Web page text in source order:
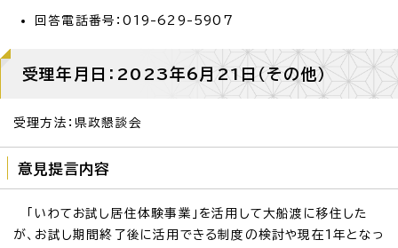
回答電話番号：019-629-5907
受理年月日：2023年6月21日（その他）
受理方法：県政懇談会
意見提言内容
「いわてお試し居住体験事業」を活用して大船渡に移住した
が、お試し期間終了後に活用できる制度の検討や現在1年となっ